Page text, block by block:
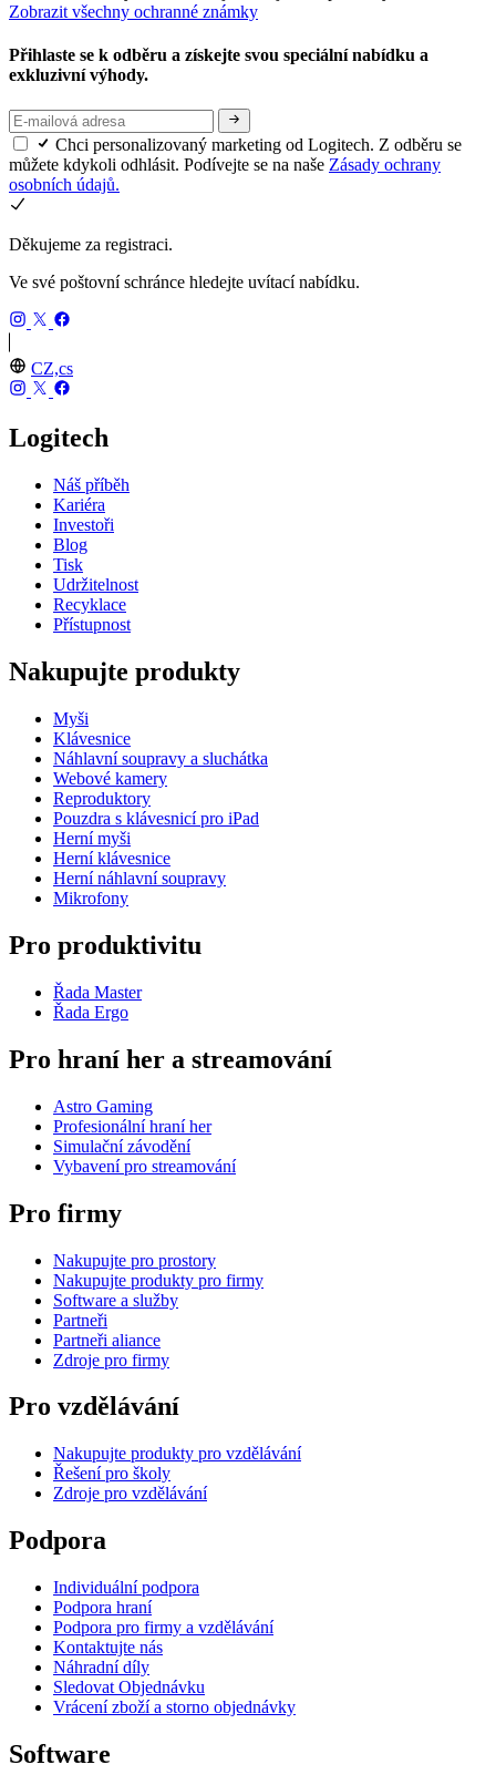
Zobrazit všechny ochranné známky
Přihlaste se k odběru a získejte svou speciální nabídku a
exkluzivní výhody.
Chci personalizovaný marketing od Logitech. Z odběru se
můžete kdykoli odhlásit. Podívejte se na naše Zásady ochrany
osobních údajů.
Děkujeme za registraci.
Ve své poštovní schránce hledejte uvítací nabídku.
CZ,cs
Logitech
Náš příběh
Kariéra
Investoři
Blog
Tisk
Udržitelnost
Recyklace
Přístupnost
Nakupujte produkty
Myši
Klávesnice
Náhlavní soupravy a sluchátka
Webové kamery
Reproduktory
Pouzdra s klávesnicí pro iPad
Herní myši
Herní klávesnice
Herní náhlavní soupravy
Mikrofony
Pro produktivitu
Řada Master
Řada Ergo
Pro hraní her a streamování
Astro Gaming
Profesionální hraní her
Simulační závodění
Vybavení pro streamování
Pro firmy
Nakupujte pro prostory
Nakupujte produkty pro firmy
Software a služby
Partneři
Partneři aliance
Zdroje pro firmy
Pro vzdělávání
Nakupujte produkty pro vzdělávání
Řešení pro školy
Zdroje pro vzdělávání
Podpora
Individuální podpora
Podpora hraní
Podpora pro firmy a vzdělávání
Kontaktujte nás
Náhradní díly
Sledovat Objednávku
Vrácení zboží a storno objednávky
Software